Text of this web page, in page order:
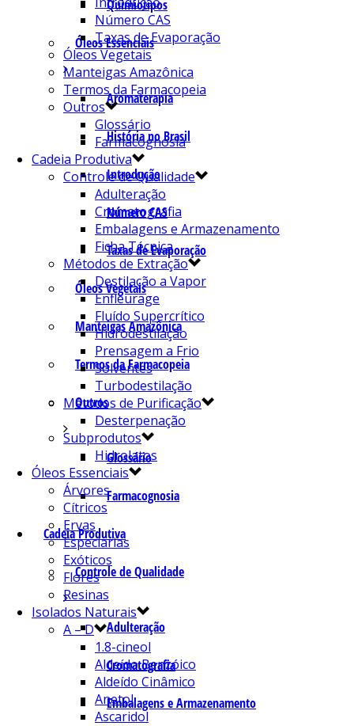
Quimiotipos
Óleos Essenciais
Aromaterapia
História no Brasil
Introdução
Número CAS
Taxas de Evaporação
Óleos Vegetais
Manteigas Amazônica
Termos da Farmacopeia
Outros
Glossário
Farmacognosia
Cadeia Produtiva
Controle de Qualidade
Adulteração
Cromatografia
Embalagens e Armazenamento
Número CAS
Taxas de Evaporação
Óleos Vegetais
Manteigas Amazônica
Termos da Farmacopeia
Outros
Glossário
Farmacognosia
Cadeia Produtiva
Controle de Qualidade
Adulteração
Cromatografia
Embalagens e Armazenamento
Ficha Técnica
Métodos de Extração
Destilação a Vapor
Enfleurage
Fluído Supercrítico
Hidrodestilação
Prensagem a Frio
Solventes
Turbodestilação
Métodos de Purificação
Desterpenação
Subprodutos
Hidrolatos
Óleos Essenciais
Árvores
Cítricos
Ervas
Especiarias
Exóticos
Flores
Resinas
Isolados Naturais
A – D
1.8-cineol
Aldeído Benzóico
Aldeído Cinâmico
Anetol
Ascaridol